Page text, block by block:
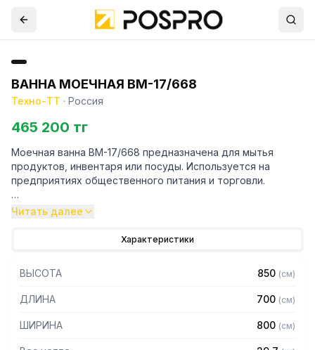
ВАННА МОЕЧНАЯ ВМ-17/668
Техно-ТТ · Россия
465 200 тг
Моечная ванна ВМ-17/668 предназначена для мытья
продуктов, инвентаря или посуды. Используется на
предприятиях общественного питания и торговли.
Особенности:
– Материал емкости: нержавеющая сталь AISI304
– Толщина материала корпуса 1,2 мм
– Материал боковых панелей: нержавеющая сталь AISI430
– Толщина материала боковых панелей: 0,8 мм
– Внутренние размеры емкости: 600 х 600 х 330 мм
Читать далее
Характеристики
ВЫСОТА 850 (см)
ДЛИНА 700 (см)
ШИРИНА 800 (см)